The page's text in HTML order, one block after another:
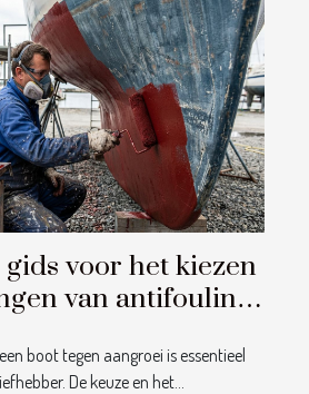
voor het kiezen
van antifouling
boot tegen aangroei is essentieel
De keuze en het...